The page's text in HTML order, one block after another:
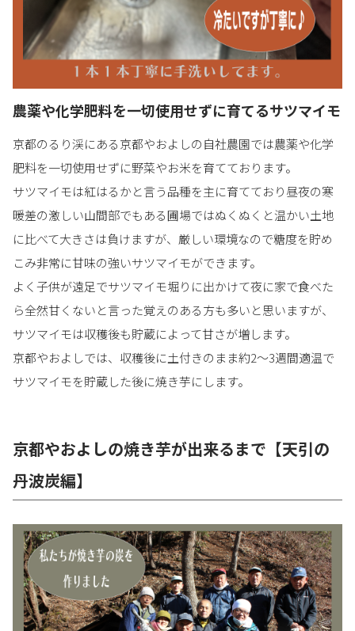
農薬や化学肥料を一切使用せずに育てるサツマイモ
京都のるり渓にある京都やおよしの自社農園では農薬や化学
肥料を一切使用せずに野菜やお米を育てております。
サツマイモは紅はるかと言う品種を主に育てており昼夜の寒
暖差の激しい山間部でもある圃場ではぬくぬくと温かい土地
に比べて大きさは負けますが、厳しい環境なので糖度を貯め
こみ非常に甘味の強いサツマイモができます。
よく子供が遠足でサツマイモ堀りに出かけて夜に家で食べた
ら全然甘くないと言った覚えのある方も多いと思いますが、
サツマイモは収穫後も貯蔵によって甘さが増します。
京都やおよしでは、収穫後に土付きのまま約2～3週間適温で
サツマイモを貯蔵した後に焼き芋にします。
京都やおよしの焼き芋が出来るまで【天引の
丹波炭編】